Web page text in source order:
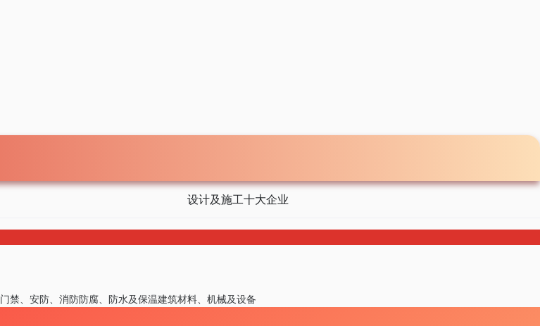
设计及施工十大企业
门禁、安防、消防防腐、防水及保温建筑材料、机械及设备